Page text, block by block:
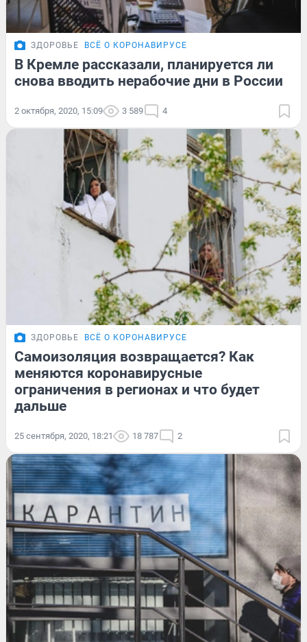
ЗДОРОВЬЕ ВСЁ О КОРОНАВИРУСЕ
В Кремле рассказали, планируется ли
снова вводить нерабочие дни в России
2 октября, 2020, 15:09 3 589 4
ЗДОРОВЬЕ ВСЁ О КОРОНАВИРУСЕ
Самоизоляция возвращается? Как
меняются коронавирусные
ограничения в регионах и что будет
дальше
25 сентября, 2020, 18:21 18 787 2